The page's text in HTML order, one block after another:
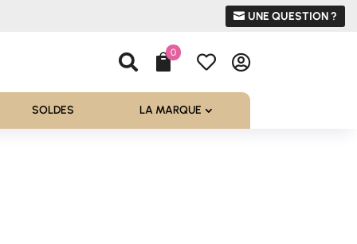
UNE QUESTION ?
 0  
SOLDES LA MARQUE